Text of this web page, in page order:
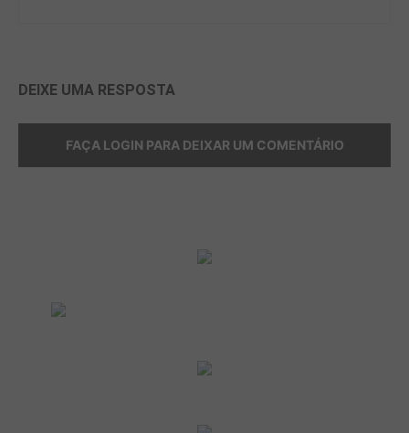
DEIXE UMA RESPOSTA
FAÇA LOGIN PARA DEIXAR UM COMENTÁRIO